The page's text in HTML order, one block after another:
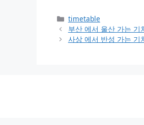
Categories
timetable
부산 에서 울산 가는 기
사상 에서 반성 가는 기